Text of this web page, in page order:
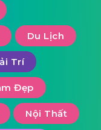
Du Lịch
Trí
Đẹp
Nội Thất